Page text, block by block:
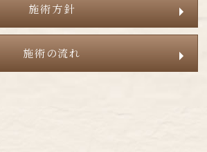
施術方針
施術の流れ